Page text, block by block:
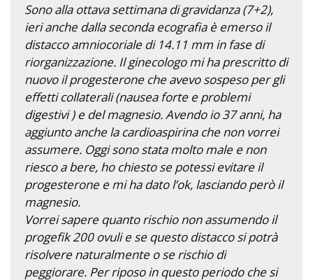
Sono alla ottava settimana di gravidanza (7+2),
ieri anche dalla seconda ecografia è emerso il
distacco amniocoriale di 14.11 mm in fase di
riorganizzazione. Il ginecologo mi ha prescritto di
nuovo il progesterone che avevo sospeso per gli
effetti collaterali (nausea forte e problemi
digestivi ) e del magnesio. Avendo io 37 anni, ha
aggiunto anche la cardioaspirina che non vorrei
assumere. Oggi sono stata molto male e non
riesco a bere, ho chiesto se potessi evitare il
progesterone e mi ha dato l’ok, lasciando però il
magnesio.
Vorrei sapere quanto rischio non assumendo il
progefik 200 ovuli e se questo distacco si potrà
risolvere naturalmente o se rischio di
peggiorare. Per riposo in questo periodo che si